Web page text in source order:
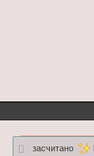
засчитано